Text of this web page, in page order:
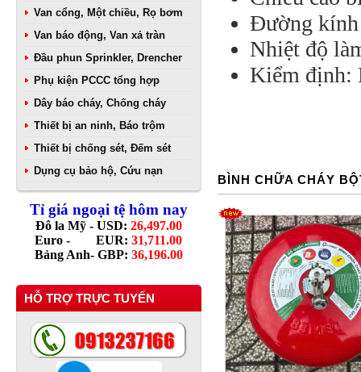
Van cổng, Một chiều, Rọ bơm
Van báo động, Van xả tràn
Đầu phun Sprinkler, Drencher
Phụ kiện PCCC tổng hợp
Dây báo cháy, Chống cháy
Thiết bị an ninh, Báo trộm
Thiết bị chống sét, Đếm sét
Dụng cụ bảo hộ, Cứu nạn
Tỉ giá ngoại tệ hôm nay
Đô la Mỹ - USD: 26,497.00
Euro - EUR: 31,711.00
Bảng Anh- GBP: 36,196.00
HỖ TRỢ TRỰC TUYẾN
Đường
Nhiệt độ
Kiểm định:
BÌNH CHỮA CHÁY